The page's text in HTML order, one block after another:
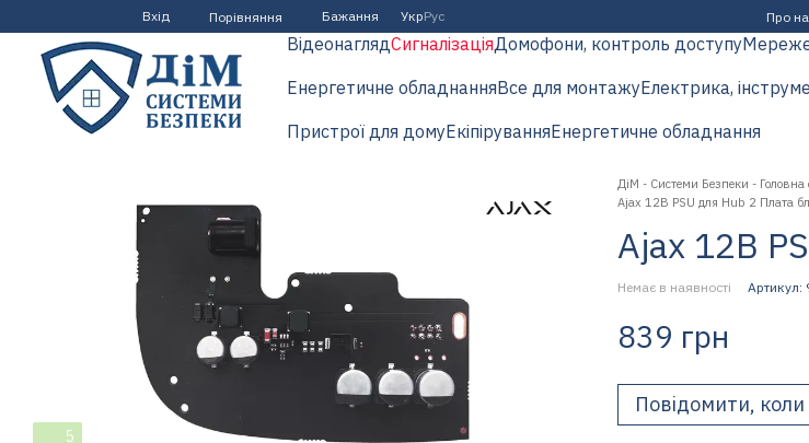
Перейти до основного контенту
Вхід Порівняння Бажання УкрРус Про
ВідеонаглядСигналізаціяДомофони, контроль доступу
Енергетичне обладнанняВсе для монтажуЕлектрика,
Пристрої для домуЕкіпіруванняЕнергетичне обладнання
5
ДіМ - Системи Безпеки - Головна
Ajax 12В PSU для Hub 2 Плата
Ajax 12В
Немає в наявності Артикул:
839 грн
Повідомити,